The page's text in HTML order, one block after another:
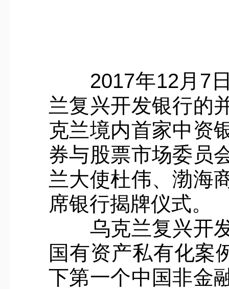
2017年12月7日
兰复兴开发银行的
克兰境内首家中资
券与股票市场委员
兰大使杜伟、渤海
席银行揭牌仪式。
乌克兰复兴开发
国有资产私有化案
下第一个中国非金